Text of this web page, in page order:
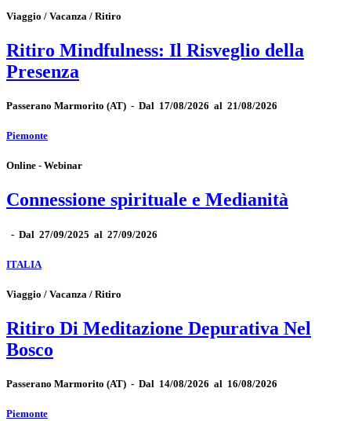
Viaggio / Vacanza / Ritiro
Ritiro Mindfulness: Il Risveglio della
Presenza
Passerano Marmorito (AT) - Dal 17/08/2026 al 21/08/2026
Piemonte
Online - Webinar
Connessione spirituale e Medianità
- Dal 27/09/2025 al 27/09/2026
ITALIA
Viaggio / Vacanza / Ritiro
Ritiro Di Meditazione Depurativa Nel
Bosco
Passerano Marmorito (AT) - Dal 14/08/2026 al 16/08/2026
Piemonte